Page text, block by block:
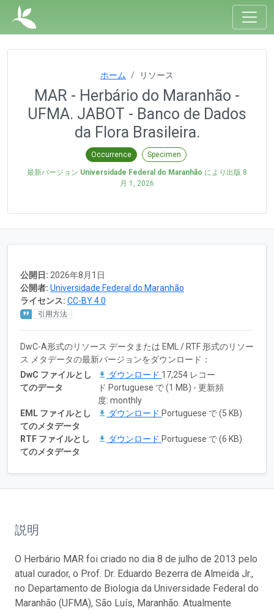
ホーム リソース
MAR - Herbário do Maranhão -
UFMA. JABOT - Banco de Dados
da Flora Brasileira.
Occurrence Specimen
最新バージョン Universidade Federal do Maranhão により出版 8
月 1, 2026
公開日: 2026年8月1日
公開者: Universidade Federal do Maranhão
ライセンス: CC-BY 4.0
引用方法
DwC-A形式のリソース データまたは EML / RTF 形式のリソー
ス メタデータの最新バージョンをダウンロード：
DwC ファイルとし
てのデータ
ダウンロード 17,254 レコー
ド Portuguese で (1 MB) - 更新頻
度: monthly
EML ファイルとし
てのメタデータ
ダウンロード Portuguese で (5 KB)
RTF ファイルとし
てのメタデータ
ダウンロード Portuguese で (6 KB)
説明
O Herbário MAR foi criado no dia 8 de julho de 2013 pelo
atual curador, o Prof. Dr. Eduardo Bezerra de Almeida Jr.,
no Departamento de Biologia da Universidade Federal do
Maranhão (UFMA), São Luís, Maranhão. Atualmente